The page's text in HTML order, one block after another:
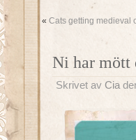
« Cats getting medieval
Ni har mött
Skrivet av Cia